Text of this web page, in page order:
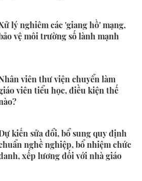
lý nghiêm các 'giang hồ' mạng,
vệ môi trường số lành mạnh
viên thư viện chuyển làm
viên tiểu học, điều kiện thế
kiến sửa đổi, bổ sung quy định
nghề nghiệp, bổ nhiệm chức
xếp lương đối với nhà giáo